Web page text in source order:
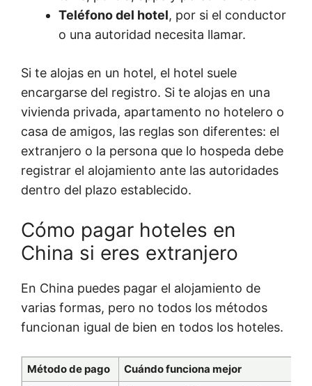
Teléfono del hotel, por si el conductor
o una autoridad necesita llamar.
Si te alojas en un hotel, el hotel suele
encargarse del registro. Si te alojas en una
vivienda privada, apartamento no hotelero o
casa de amigos, las reglas son diferentes: el
extranjero o la persona que lo hospeda debe
registrar el alojamiento ante las autoridades
dentro del plazo establecido.
Cómo pagar hoteles en
China si eres extranjero
En China puedes pagar el alojamiento de
varias formas, pero no todos los métodos
funcionan igual de bien en todos los hoteles.
Método de pago
Cuándo funciona mejor